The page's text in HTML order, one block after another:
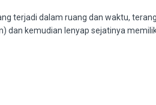
terjadi dalam ruang dan waktu,
dan kemudian lenyap sejatinya